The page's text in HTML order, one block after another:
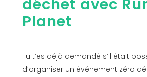
déchet avec
Planet
Tu t’es déjà demandé s’il était
d’organiser un événement zéro